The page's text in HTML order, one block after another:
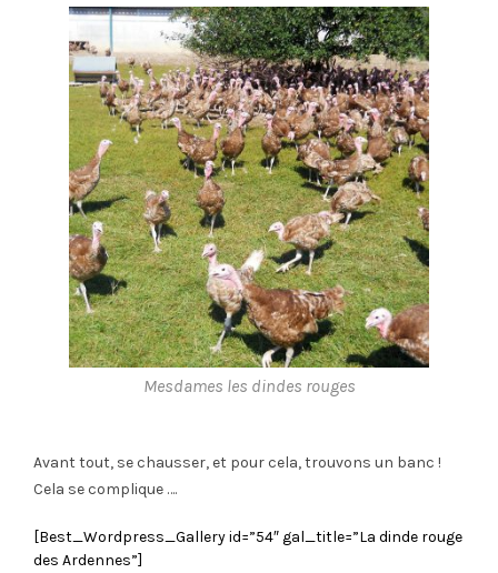
Mesdames les dindes rouges
Avant tout, se chausser, et pour cela, trouvons un banc !
Cela se complique ….
[Best_Wordpress_Gallery id=”54″ gal_title=”La dinde rouge
des Ardennes”]